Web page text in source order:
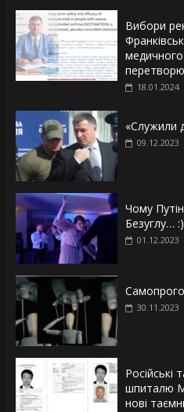
Вибори
медичного
18.01.2024
«Служили
09.12.2023
Чому
Безуглу… :)
01.12.2023
30.11.2023
Російські
шпиталю
нові